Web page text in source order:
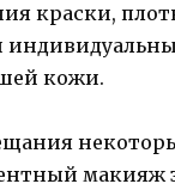
краски,
кожи.
макияж